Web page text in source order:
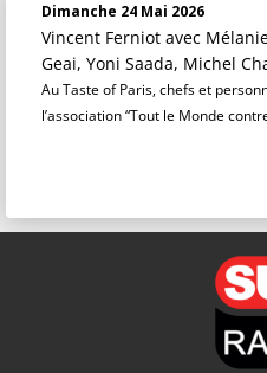
Dimanche 24 Mai 2026
Vincent Ferniot avec
Geai, Yoni Saada, Michel
Au Taste of Paris, chefs et
l’association “Tout le Monde